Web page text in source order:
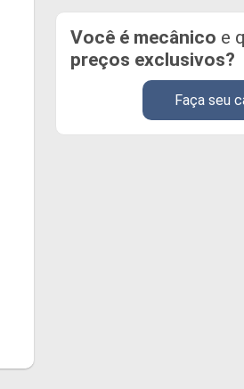
Você é mecânico e
preços exclusivos?
Faça seu